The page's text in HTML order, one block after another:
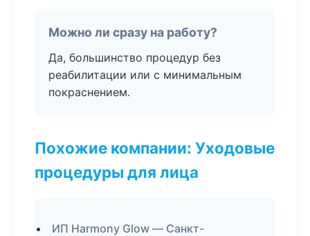
Можно ли сразу на работу?
Да, большинство процедур без
реабилитации или с минимальным
покраснением.
Похожие компании: Уходовые
процедуры для лица
ИП Harmony Glow — Санкт-